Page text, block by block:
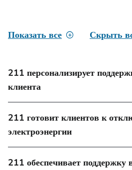
Показать все Скрыть
211 персонализирует
клиента
211 готовит клиентов к
электроэнергии
211 обеспечивает поддержку